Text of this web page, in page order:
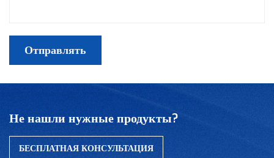
Не нашли нужные продукты?
БЕСПЛАТНАЯ КОНСУЛЬТАЦИЯ